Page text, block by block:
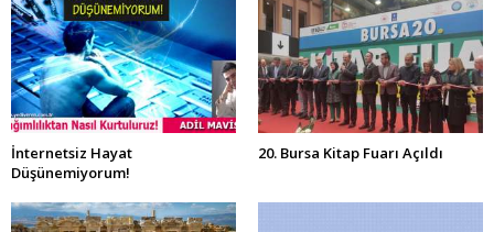
İnternetsiz Hayat
Düşünemiyorum!
20. Bursa Kitap Fuarı Açıldı